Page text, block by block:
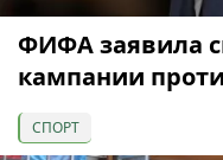
ФИФА заявила
кампании
СПОРТ